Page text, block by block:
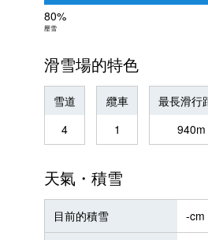
80%
壓雪
滑雪場的特色
雪道
4
纜車
1
最長滑行
940m
天氣・積雪
目前的積雪 -cm